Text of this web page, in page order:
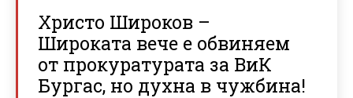
Христо Широков –
Широката вече е обвиняем
от прокуратурата за ВиК
Бургас, но духна в чужбина!